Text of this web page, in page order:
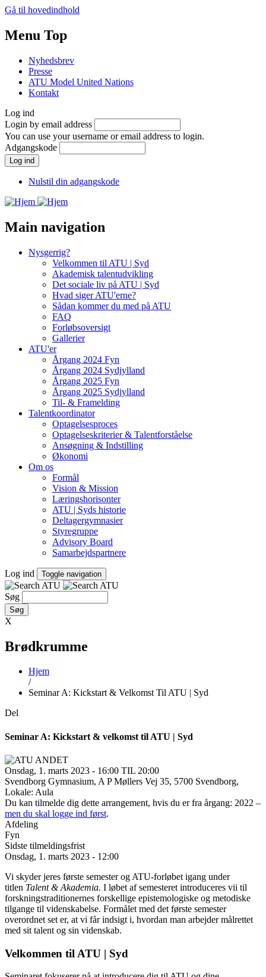
Gå til hovedindhold
Menu Top
Nyhedsbrev
Presse
ATU Model United Nations
Kontakt
Log ind
Login by email address
You can use your username or email address to login.
Adgangskode
Nulstil din adgangskode
Main navigation
Nysgerrig?
Velkommen til ATU | Syd
Akademisk talentudvikling
Det sociale liv på ATU | Syd
Hvad siger ATU'erne?
Sådan kommer du med på ATU
FAQ
Forløbsoversigt
Gallerier
ATU'er
Årgang 2024 Fyn
Årgang 2024 Sydjylland
Årgang 2025 Fyn
Årgang 2025 Sydjylland
Til- & Framelding
Talentkoordinator
Optagelsesproces
Optagelseskriterier & Talentforståelse
Ansøgning & Indstilling
Økonomi
Om os
Formål
Vision & Mission
Læringshorisonter
ATU | Syds historie
Deltagergymnasier
Styregruppe
Advisory Board
Samarbejdspartnere
Log ind Toggle navigation
Søg
X
Brødkrumme
Hjem
/
Seminar A: Kickstart & Velkomst Til ATU | Syd
Del
Seminar A: Kickstart & velkomst til ATU | Syd
Onsdag, 1. marts 2023 - 16:00 TIL 20:00
Svendborg Gymnasium, A P Møllers Vej 35, 5700 Svendborg,
Lokale: Aula
Du kan tilmelde dig dette arrangement, hvis du er fra årgang: 2022 –
men du skal logge ind først.
Afdeling
Fyn
Sidste tilmeldingsfrist
Onsdag, 1. marts 2023 - 12:00
Vi skyder jeres første semester og ATU-forløbet igang under
titlen Talent & Akademia. I løbet af semesteret introduceres vii til
forskningstraditionernes forskellige epistemologiske og metodiske
tilgange til videnskabelse. Formålet med det første semester
overordnet set er, at vi får indsigt i, hvordan man arbejder målrettet
med sit talent og sin videnskab.
Velkommen til ATU | Syd